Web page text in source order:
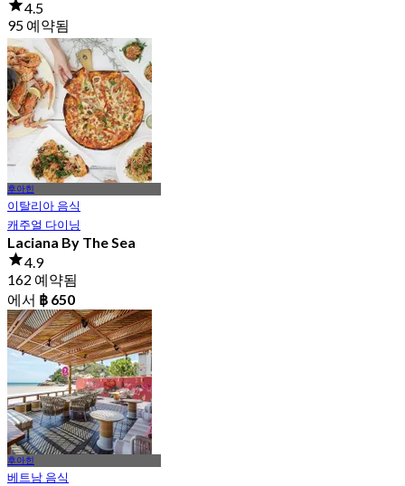
4.5
95 예약됨
에서 ฿ 416
후아힌
이탈리아 음식
캐주얼 다이닝
Laciana By The Sea
4.9
162 예약됨
에서 ฿ 650
후아힌
베트남 음식